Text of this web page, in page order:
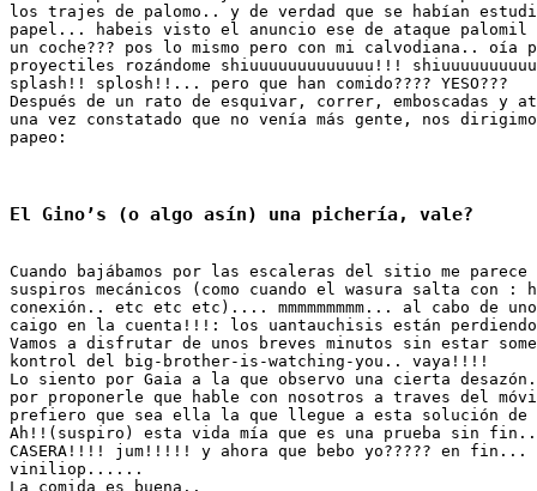
los trajes de palomo.. y de verdad que se habían
papel... habeis visto el anuncio ese de ataque
un coche??? pos lo mismo pero con mi calvodiana.. oía
proyectiles rozándome shiuuuuuuuuuuuuu!!!
splash!! splosh!!... pero que han comido???? YESO???
Después de un rato de esquivar, correr, emboscadas y
una vez constatado que no venía más gente, nos
papeo:
Cuando bajábamos por las escaleras del sitio me
suspiros mecánicos (como cuando el wasura salta con
conexión.. etc etc etc).... mmmmmmmmm... al cabo de
caigo en la cuenta!!!: los uantauchisis están
Vamos a disfrutar de unos breves minutos sin estar
kontrol del big-brother-is-watching-you.. vaya!!!!
Lo siento por Gaia a la que observo una cierta
por proponerle que hable con nosotros a traves del
prefiero que sea ella la que llegue a esta solución de
Ah!!(suspiro) esta vida mía que es una prueba sin fin..
CASERA!!!! jum!!!!! y ahora que bebo yo????? en
viniliop......
La comida es buena..